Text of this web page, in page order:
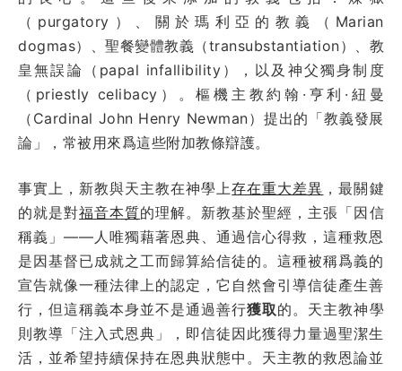
（purgatory）、關於瑪利亞的教義（Marian
dogmas）、聖餐變體教義（transubstantiation）、教
皇無誤論（papal infallibility），以及神父獨身制度
（priestly celibacy）。樞機主教約翰·亨利·紐曼
（Cardinal John Henry Newman）提出的「教義發展
論」，常被用來爲這些附加教條辯護。
事實上，新教與天主教在神學上存在重大差異 ，最關鍵
的就是對福音本質的理解。新教基於聖經，主張「因信
稱義」——人唯獨藉著恩典、通過信心得救，這種救恩
是因基督已成就之工而歸算給信徒的。這種被稱爲義的
宣告就像一種法律上的認定，它自然會引導信徒產生善
行，但這稱義本身並不是通過善行獲取的。天主教神學
則教導「注入式恩典」，即信徒因此獲得力量過聖潔生
活，並希望持續保持在恩典狀態中。天主教的救恩論並